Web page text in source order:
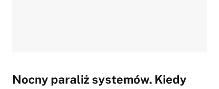
Nocny paraliż systemów. Kiedy